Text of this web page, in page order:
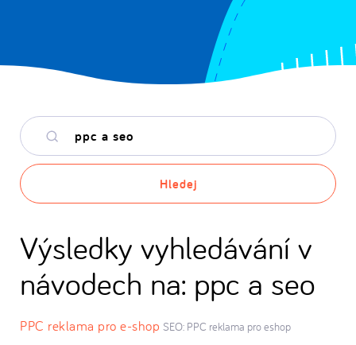
Hledané
klíčové
slovo
Hledej
Výsledky vyhledávání v
návodech na: ppc a seo
PPC reklama pro e-shop SEO: PPC reklama pro eshop